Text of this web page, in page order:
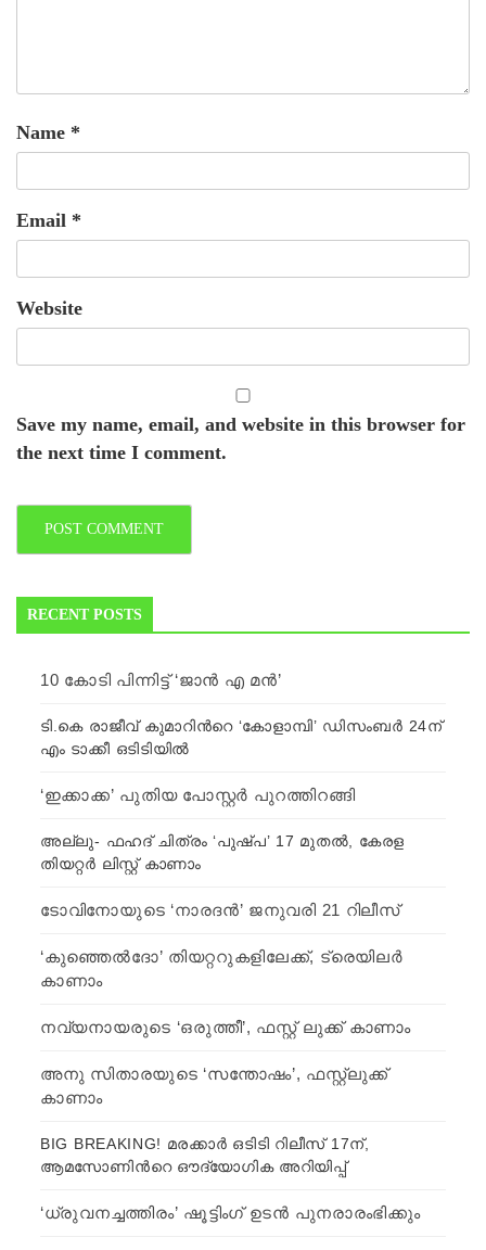
Name *
Email *
Website
Save my name, email, and website in this browser for
the next time I comment.
RECENT POSTS
10 കോടി പിന്നിട്ട് ‘ജാന്‍ എ മന്‍’
ടി.കെ രാജീവ് കുമാറിന്‍റെ ‘കോളാമ്പി’ ഡിസംബർ 24ന്
എം ടാക്കീ ഒടിടിയിൽ
‘ഇക്കാക്ക’ പുതിയ പോസ്റ്റർ പുറത്തിറങ്ങി
അല്ലു- ഫഹദ് ചിത്രം ‘പുഷ്‍പ’ 17 മുതല്‍, കേരള
തിയറ്റര്‍ ലിസ്റ്റ് കാണാം
ടോവിനോയുടെ ‘നാരദന്‍’ ജനുവരി 21 റിലീസ്
‘കുഞ്ഞെല്‍ദോ’ തിയറ്ററുകളിലേക്ക്, ട്രെയിലര്‍
കാണാം
നവ്യനായരുടെ ‘ഒരുത്തീ’, ഫസ്റ്റ് ലുക്ക് കാണാം
അനു സിതാരയുടെ ‘സന്തോഷം’, ഫസ്റ്റ്ലുക്ക്
കാണാം
BIG BREAKING! മരക്കാര്‍ ഒടിടി റിലീസ് 17ന്,
ആമസോണിന്‍റെ ഔദ്യോഗിക അറിയിപ്പ്
‘ധ്രുവനച്ചത്തിരം’ ഷൂട്ടിംഗ് ഉടന്‍ പുനരാരംഭിക്കും